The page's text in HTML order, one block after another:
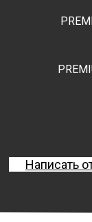
Написать